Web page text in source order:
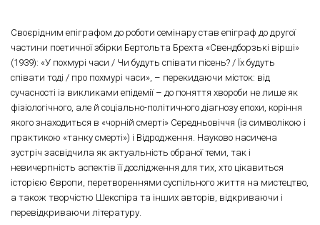
Своєрідним епіграфом до роботи семінару став епіграф до другої
частини поетичної збірки Бертольта Брехта «Свендборзькі вірші»
(1939): «У похмурі часи / Чи будуть співати пісень? / Їх будуть
співати тоді / про похмурі часи», – перекидаючи місток: від
сучасності із викликами епідемії – до поняття хвороби не лише як
фізіологічного, але й соціально-політичного діагнозу епохи, коріння
якого знаходиться в «чорній смерті» Середньовіччя (із символікою і
практикою «танку смерті») і Відродження. Науково насичена
зустріч засвідчила як актуальність обраної теми, так і
невичерпність аспектів її дослідження для тих, хто цікавиться
історією Європи, перетвореннями суспільного життя на мистецтво,
а також творчістю Шекспіра та інших авторів, відкриваючи і
перевідкриваючи літературу.